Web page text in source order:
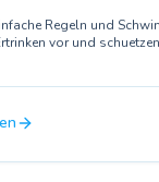
Regeln und
vor und